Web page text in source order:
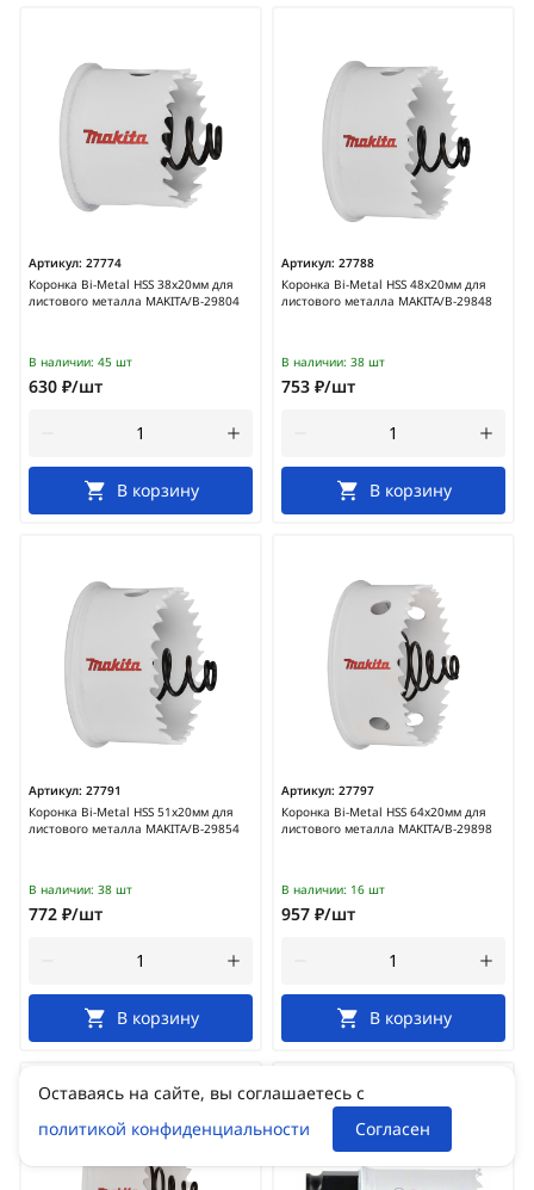
Артикул: 27774
Коронка Bi-Metal HSS 38x20мм для
листового металла MAKITA/B-29804
В наличии: 45 шт
630 ₽/шт
В корзину
Артикул: 27788
Коронка Bi-Metal HSS 48x20мм для
листового металла MAKITA/B-29848
В наличии: 38 шт
753 ₽/шт
В корзину
Артикул: 27791
Коронка Bi-Metal HSS 51x20мм для
листового металла MAKITA/B-29854
В наличии: 38 шт
772 ₽/шт
В корзину
Артикул: 27797
Коронка Bi-Metal HSS 64x20мм для
листового металла MAKITA/B-29898
В наличии: 16 шт
957 ₽/шт
В корзину
Оставаясь на сайте, вы соглашаетесь с
политикой конфиденциальности
Согласен